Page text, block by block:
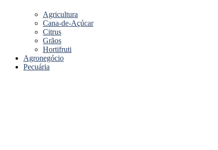
Agricultura
Cana-de-Açúcar
Citrus
Grãos
Hortifruti
Agronegócio
Pecuária